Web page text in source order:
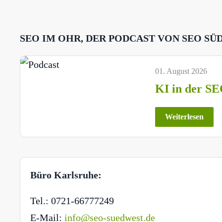
SEO IM OHR, DER PODCAST VON SEO
01. August 2026
KI in der
Weiterlesen
Büro Karlsruhe:
Tel.: 0721-66777249
E-Mail: info@seo-suedwest.de